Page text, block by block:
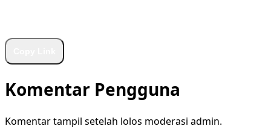
Komentar Pengguna
Komentar tampil setelah lolos moderasi admin.